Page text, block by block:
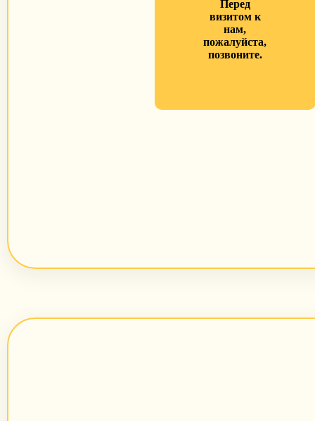
Перед
визитом к
нам,
пожалуйста,
позвоните.